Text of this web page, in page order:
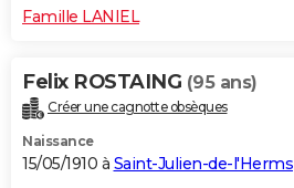
Famille LANIEL
Felix ROSTAING (95 ans)
Créer une cagnotte obsèques
Naissance
15/05/1910 à Saint-Julien-de-l'Herms